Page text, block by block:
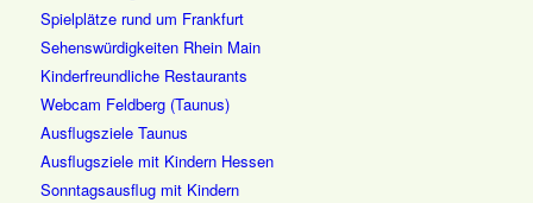
Spielplätze rund um Frankfurt
Sehenswürdigkeiten Rhein Main
Kinderfreundliche Restaurants
Webcam Feldberg (Taunus)
Ausflugsziele Taunus
Ausflugsziele mit Kindern Hessen
Sonntagsausflug mit Kindern